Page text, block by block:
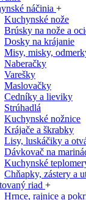
náčinia +
Kuchynské nože
Brúsky na nože a
Dosky na krájanie
Misy, misky,
Naberačky
Varešky
Maslovačky
Cedníky a lieviky
Strúhadlá
Kuchynské nožnice
Krájače a škrabky
Lisy, luskáčiky a
Dávkovač na
Kuchynské
Chňapky, zástery a
riad +
Hrnce, rajnice a